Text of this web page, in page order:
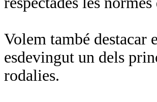
Volem també
esdevingut un dels
rodalies.